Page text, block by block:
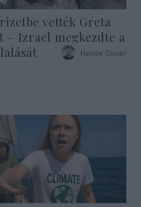
vették Greta
– Izrael megkezdte a
Hende Olivér